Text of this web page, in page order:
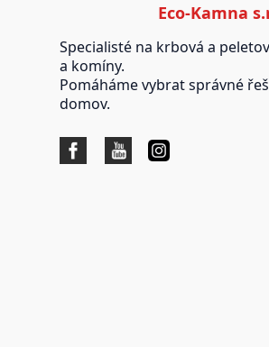
Eco-Kamna
Specialisté na krbová a
a komíny.
Pomáháme vybrat správné
domov.